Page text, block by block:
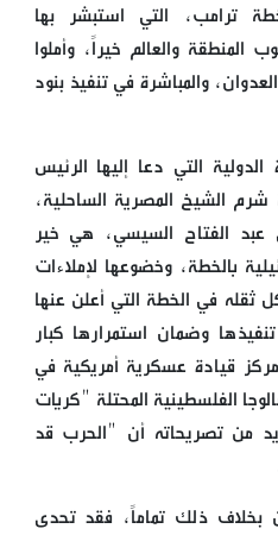
ترامب، التي استبشر بها
والعالم خيراً، وأملوا
والمباشرة في تنفيذ بنود
التي دعا إليها الرئيس
شرم الشيخ المصرية الساحلية،
عبد الفتاح السيسي، هي خير
بالخطة، وخضوعها لإملاءات
ثقله في الخطة التي أعلن عنها
وضمان استمرارها كبار
قيادة عسكرية أمريكية في
الفلسطينية المحتلة "كريات
من تصريحاته أن "الحرب قد
بخلاف ذلك تماماً، فقد تحدى